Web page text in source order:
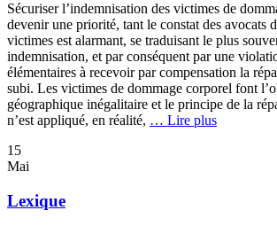
Sécuriser l’indemnisation des victimes de
devenir une priorité, tant le constat des avocats
victimes est alarmant, se traduisant le plus
indemnisation, et par conséquent par une
élémentaires à recevoir par compensation la
subi. Les victimes de dommage corporel font
géographique inégalitaire et le principe de la
n’est appliqué, en réalité, … Lire plus
15
Mai
Lexique